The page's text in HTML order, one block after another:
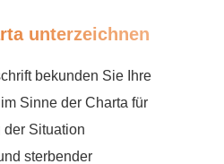
unterzeichnen
bekunden Sie Ihre
Sinne der Charta für
der Situation
sterbender